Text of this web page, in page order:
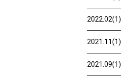
2022.02(1)
2021.11(1)
2021.09(1)